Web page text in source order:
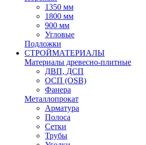
1350 мм
1800 мм
900 мм
Угловые
Подложки
СТРОЙМАТЕРИАЛЫ
Материалы древесно-плитные
ДВП, ДСП
ОСП (OSB)
Фанера
Металлопрокат
Арматура
Полоса
Сетки
Трубы